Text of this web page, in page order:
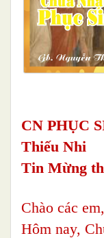
CN PHỤC
Thiếu Nhi
Tin Mừng
Chào các em,
Hôm nay,